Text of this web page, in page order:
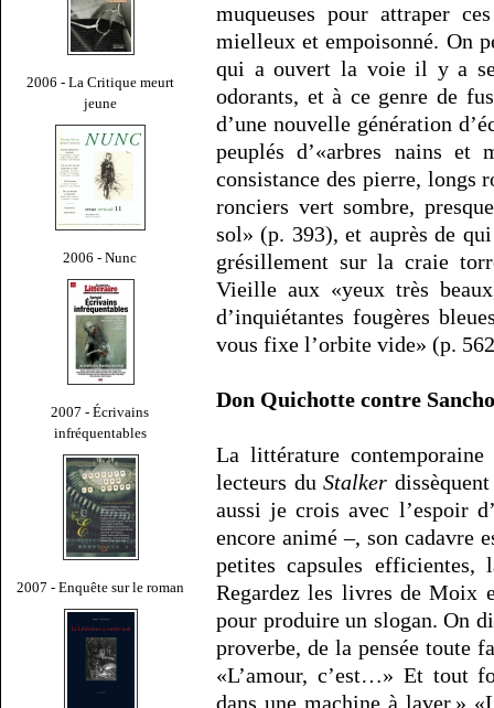
2006 - La Critique meurt
jeune
2006 - Nunc
2007 - Écrivains
infréquentables
2007 - Enquête sur le roman
muqueuses pour attraper
mielleux et empoisonné. On
qui a ouvert la voie il y a
odorants, et à ce genre de
d’une nouvelle génération
peuplés d’«arbres nains
consistance des pierre, longs
ronciers vert sombre,
sol» (p. 393), et auprès de
grésillement sur la craie
Vieille aux «yeux très
d’inquiétantes fougères
vous fixe l’orbite vide» (p.
Don Quichotte contre Sancho
La littérature
lecteurs duStalker
aussi je crois avec l’espoir
encore animé –, son cadavre
petites capsules
Regardez les livres de Moix
pour produire un slogan. On
proverbe, de la pensée toute
«L’amour, c’est…» Et tout
dans une machine à laver.»